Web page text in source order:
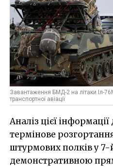
Завантаження БМД-2 на літаки Іл-
транспортної авіації
Аналіз цієї
термінове
штурмових полків у
демонстративною